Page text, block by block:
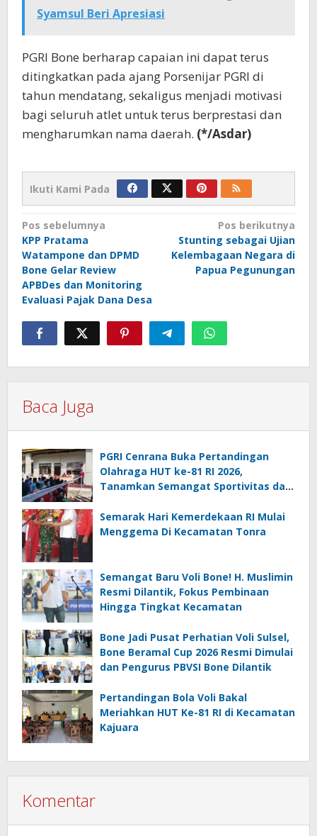
Syamsul Beri Apresiasi
PGRI Bone berharap capaian ini dapat terus
ditingkatkan pada ajang Porsenijar PGRI di
tahun mendatang, sekaligus menjadi motivasi
bagi seluruh atlet untuk terus berprestasi dan
mengharumkan nama daerah. (*/Asdar)
Ikuti Kami Pada
Navigasi
pos
Pos sebelumnya
KPP Pratama
Watampone dan DPMD
Bone Gelar Review
APBDes dan Monitoring
Evaluasi Pajak Dana Desa
Pos berikutnya
Stunting sebagai Ujian
Kelembagaan Negara di
Papua Pegunungan
Baca Juga
PGRI Cenrana Buka Pertandingan
Olahraga HUT ke-81 RI 2026,
Tanamkan Semangat Sportivitas dan
Semarak Hari Kemerdekaan RI Mulai
Menggema Di Kecamatan Tonra
Semangat Baru Voli Bone! H. Muslimin
Resmi Dilantik, Fokus Pembinaan
Hingga Tingkat Kecamatan
Bone Jadi Pusat Perhatian Voli Sulsel,
Bone Beramal Cup 2026 Resmi Dimulai
dan Pengurus PBVSI Bone Dilantik
Pertandingan Bola Voli Bakal
Meriahkan HUT Ke-81 RI di Kecamatan
Kajuara
Komentar